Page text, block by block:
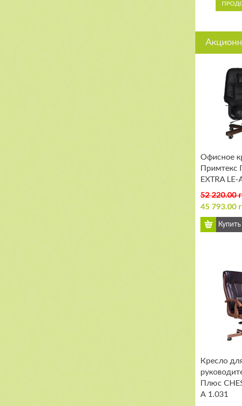
Офисное
Примтекс
EXTRA
52 220.00
45 793.00
Кресло
Плюс
А 1.031